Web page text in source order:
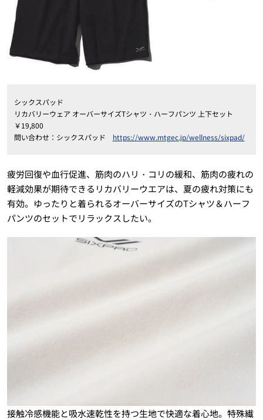
シックスパッド
リカバリーウェア オーバーサイズTシャツ・ハーフパンツ 上下セット
￥19,800
問い合わせ：シックスパッド https://www.mtgec.jp/wellness/sixpad/
疲労回復や血行促進、筋肉のハリ・コリの緩和、筋肉の疲れの
軽減効果が期待できるリカバリーウエアは、夏の疲れ対策にも
有効。ゆったりと着られるオーバーサイズのTシャツ＆ハーフ
パンツのセットでリラックスしたい。
接触冷感機能と吸水速乾性を持つ生地で快適な着心地。特殊繊